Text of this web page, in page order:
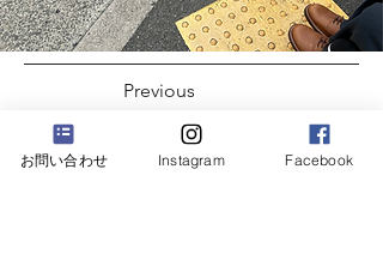
Previous
Next
お問い合わせ Instagram Facebook